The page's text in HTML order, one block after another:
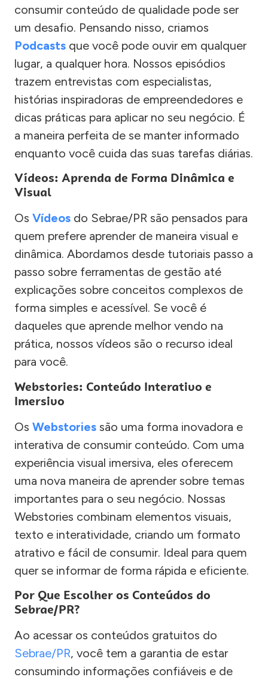
consumir conteúdo de qualidade pode ser
um desafio. Pensando nisso, criamos
Podcasts que você pode ouvir em qualquer
lugar, a qualquer hora. Nossos episódios
trazem entrevistas com especialistas,
histórias inspiradoras de empreendedores e
dicas práticas para aplicar no seu negócio. É
a maneira perfeita de se manter informado
enquanto você cuida das suas tarefas diárias.
Vídeos: Aprenda de Forma Dinâmica e
Visual
Os Vídeos do Sebrae/PR são pensados para
quem prefere aprender de maneira visual e
dinâmica. Abordamos desde tutoriais passo a
passo sobre ferramentas de gestão até
explicações sobre conceitos complexos de
forma simples e acessível. Se você é
daqueles que aprende melhor vendo na
prática, nossos vídeos são o recurso ideal
para você.
Webstories: Conteúdo Interativo e
Imersivo
Os Webstories são uma forma inovadora e
interativa de consumir conteúdo. Com uma
experiência visual imersiva, eles oferecem
uma nova maneira de aprender sobre temas
importantes para o seu negócio. Nossas
Webstories combinam elementos visuais,
texto e interatividade, criando um formato
atrativo e fácil de consumir. Ideal para quem
quer se informar de forma rápida e eficiente.
Por Que Escolher os Conteúdos do
Sebrae/PR?
Ao acessar os conteúdos gratuitos do
Sebrae/PR, você tem a garantia de estar
consumindo informações confiáveis e de